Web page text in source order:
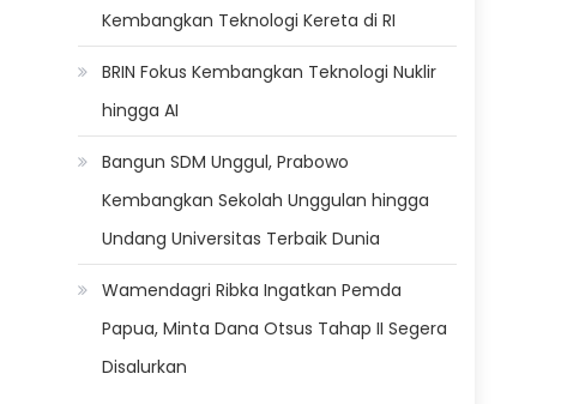
Kembangkan Teknologi Kereta di RI
BRIN Fokus Kembangkan Teknologi Nuklir
hingga AI
Bangun SDM Unggul, Prabowo
Kembangkan Sekolah Unggulan hingga
Undang Universitas Terbaik Dunia
Wamendagri Ribka Ingatkan Pemda
Papua, Minta Dana Otsus Tahap II Segera
Disalurkan